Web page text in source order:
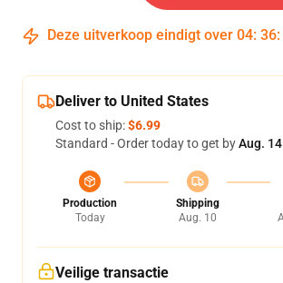
Deze uitverkoop eindigt over 04: 36:
Deliver to United States
Cost to ship:$6.99
Standard - Order today to get byAug.
Production
Today
Shipping
Aug. 10
Veilige transactie